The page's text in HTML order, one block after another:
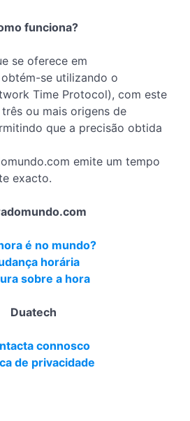
funciona?
se oferece em
se utilizando o
Time Protocol), com este
ou mais origens de
que a precisão obtida
emite um tempo
exacto.
é no mundo?
horária
sobre a hora
Duatech
connosco
de privacidade